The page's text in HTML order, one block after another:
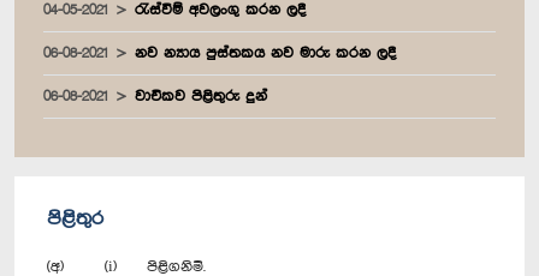
04-05-2021 රැස්වීම් අවලංගු කරන ලදී
06-08-2021 නව න්‍යාය පුස්තකය නව මාරු කරන ලදී
06-08-2021 වාචිකව පිළිතුරු දුන්
පිළිතුර
(අ) (i) පිළිගනිමි.